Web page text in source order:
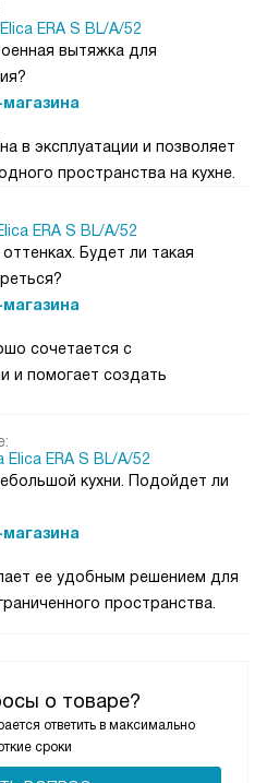
о товаре?
ответить в максимально
сроки
ERA S BL/A/52
вытяжка для
в эксплуатации и позволяет
пространства на кухне.
ERA S BL/A/52
Будет ли такая
сочетается с
и помогает создать
Elica ERA S BL/A/52
кухни. Подойдет ли
ее удобным решением для
пространства.